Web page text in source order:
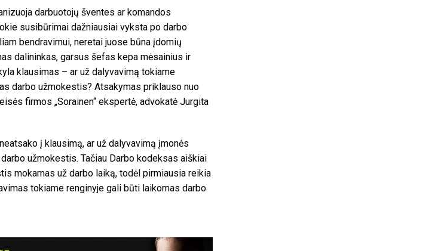
darbuotojų šventes ar komandos
susibūrimai dažniausiai vyksta po darbo
bendravimui, neretai juose būna įdomių
dalininkas, garsus šefas kepa mėsainius ir
klausimas – ar už dalyvavimą tokiame
darbo užmokestis? Atsakymas priklauso nuo
firmos „Sorainen“ ekspertė, advokatė Jurgita
į klausimą, ar už dalyvavimą įmonės
užmokestis. Tačiau Darbo kodeksas aiškiai
mokamas už darbo laiką, todėl pirmiausia reikia
tokiame renginyje gali būti laikomas darbo